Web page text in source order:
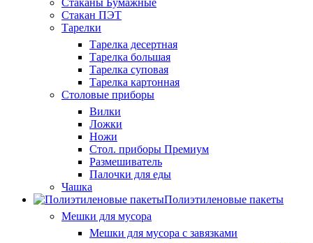
Стаканы Бумажные
Стакан ПЭТ
Тарелки
Тарелка десертная
Тарелка большая
Тарелка суповая
Тарелка картонная
Столовые приборы
Вилки
Ложки
Ножи
Стол. приборы Премиум
Размешиватель
Палочки для еды
Чашка
Полиэтиленовые пакеты
Мешки для мусора
Мешки для мусора с завязками